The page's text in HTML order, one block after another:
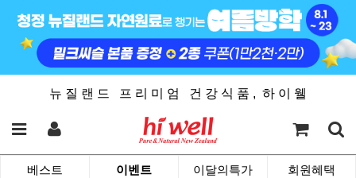
뉴 질 랜 드 프 리 미 엄 건 강 식 품 , 하 이 웰
베스트 이벤트 이달의특가 회원혜택